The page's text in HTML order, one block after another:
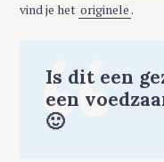
vind je het originele.
Is dit een
een
🙂